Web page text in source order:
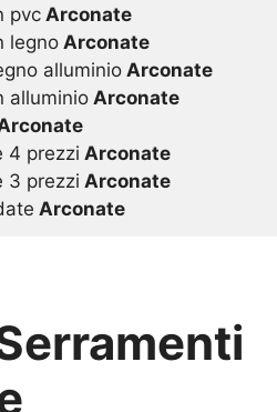
pvcArconate
legnoArconate
alluminioArconate
alluminioArconate
4 prezzi Arconate
3 prezzi Arconate
Arconate